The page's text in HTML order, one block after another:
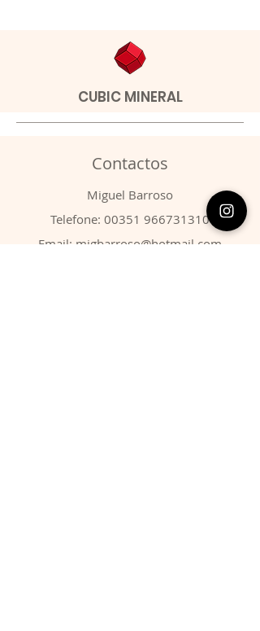
CUBIC MINERAL
Contactos
​Miguel Barroso
Telefone: 00351 966731310
Email: migbarroso@hotmail.com